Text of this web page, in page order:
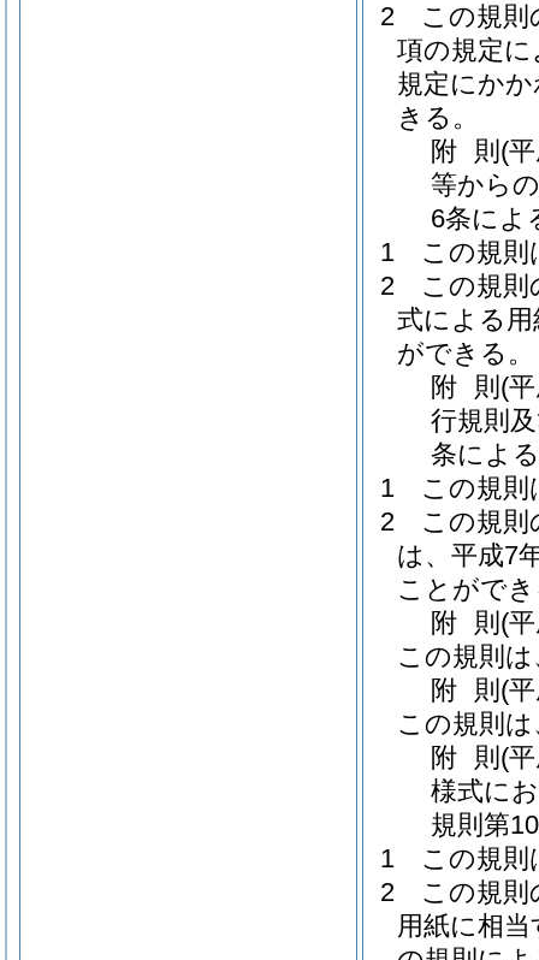
2
この規則
項の規定
規定にか
きる。
附 則 (
等から
6条によ
1
この規則
2
この規則
式による
ができる。
附 則 (
行規則
条によ
1
この規則
2
この規則
は、平成7
ことがで
附 則 (
この規則
附 則 (
この規則
附 則 (
様式に
規則第
1
この規則
2
この規則
用紙に相